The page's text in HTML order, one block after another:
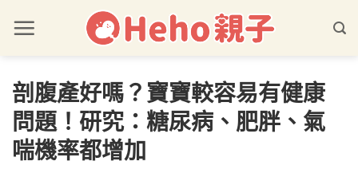
剖腹產好嗎？寶寶較容易有健康
問題！研究：糖尿病、肥胖、氣
喘機率都增加